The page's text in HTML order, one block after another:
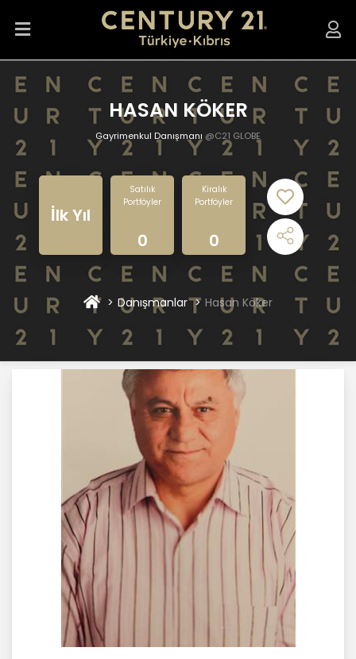
HASAN KÖKER
Gayrimenkul Danışmanı @C21 GLOBE
İlk Yıl
Satılık
Portföyler
0
Kiralık
Portföyler
0
Danışmanlar Hasan Köker